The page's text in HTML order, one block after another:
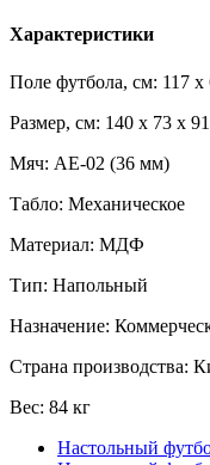
Характеристики
Поле футбола, см: 117 x
Размер, см: 140 x 73 x 91
Мяч: AE-02 (36 мм)
Табло: Механическое
Материал: МДФ
Тип: Напольный
Назначение:
Страна производства:
Вес: 84 кг
Настольный